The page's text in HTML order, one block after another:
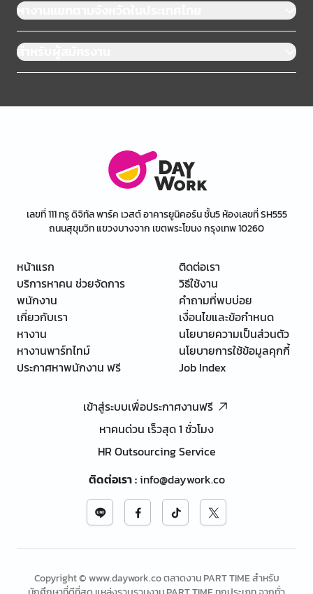
หางานแยกตามจังหวัดในประเทศไทย
สำหรับผู้สมัครงาน
เลขที่ 111 ทรู ดิจิทัล พาร์ค เวสต์ อาคารยูนิคอร์น ชั้น5 ห้องเลขที่ SH555
ถนนสุขุมวิท แขวงบางจาก เขตพระโขนง กรุงเทพ 10260
หน้าแรก
บริการหาคน ช่วยจัดการ
พนักงาน
เกี่ยวกับเรา
หางาน
หางานพาร์ทไทม์
ประกาศหาพนักงาน ฟรี
ติดต่อเรา
วิธีใช้งาน
คำถามที่พบบ่อย
เงื่อนไขและข้อกำหนด
นโยบายความเป็นส่วนตัว
นโยบายการใช้ข้อมูลคุกกี้
Job Index
เข้าสู่ระบบเพื่อประกาศงานฟรี
หาคนด่วน เร็วสุด 1 ชั่วโมง
HR Outsourcing Service
ติดต่อเรา:info@daywork.co
Copyright © www.daywork.co ตลาดงาน PART TIME สำหรับ